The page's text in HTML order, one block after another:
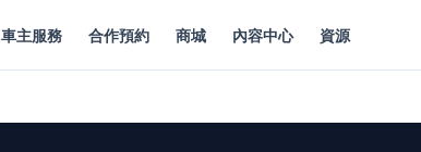
車主服務 合作預約 商城 內容中心 資源